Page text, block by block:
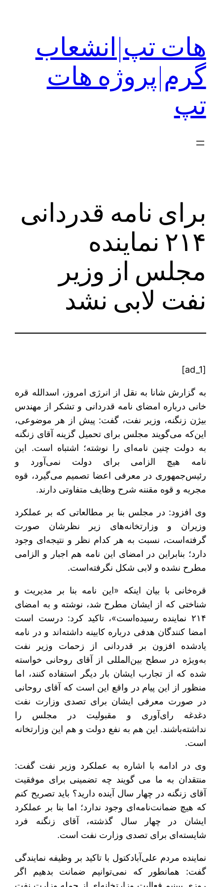
هات تپ|انشعاب
گرم|پروژه هات
تپ
برای نامه قدردانی
۲۱۴ نماینده
مجلس از وزیر
نفت لابی نشد
[ad_1]
به گزارش شانا به نقل از انرژی امروز، اسدالله قره‌
خانی درباره امضای نامه قدردانی و تشکر از مهندس
بیژن زنگنه، وزیر نفت، گفت: پیش از هر موضوعی،
این‌که می‌گویند مجلس برای تحمیل گزینه آقای زنگنه
به دولت چنین نامه‌ای را نوشته؛ اشتباه است. این
نامه هیچ الزامی برای دولت نمی‌آورد و
رئیس‌جمهوری در معرفی اعضا تصمیم می‌گیرد، قوه
مجریه و قوه مقننه شرح وظایف متفاوتی دارند.
وی افزود: در مجلس بنا بر مطالعاتی که بر عملکرد
وزیران و وزارتخانه‌های زیر نظرشان صورت
گرفته‌است، نسبت به هر کدام نظر و نتیجه‌ای وجود
دارد؛ بنابراین در امضای این نامه هم اجبار و الزامی
مطرح نشده و لابی‌ شکل نگرفته‌است.
قره‌خانی با بیان اینکه «این نامه بنا بر مدیریت و
شناختی که از ایشان مطرح شد، نوشته و به امضای
۲۱۴ نماینده رسیده‌است»، تاکید کرد: درست است
امضا کنندگان هدفی درباره کابینه داشته‌اند و در نامه
یادشده افزون بر قدردانی از زحمات وزیر نفت
به‌ویژه در سطح بین‌المللی از آقای روحانی خواسته
شده که از تجارب ایشان بار دیگر استفاده کنند، اما
منظور از این پیام در واقع این است که آقای روحانی
در صورت معرفی ایشان برای تصدی وزارت نفت
دغدغه رای‌آوری و مقبولیت در مجلس را
نداشته‌باشند. این هم به نفع دولت و هم این وزارتخانه
است.
وی در ادامه با اشاره به عملکرد وزیر نفت گفت:
منتقدان به ما می گویند چه تضمینی برای موفقیت
آقای زنگنه در چهار سال آینده دارید؟ باید تصریح کنم
که هیچ ضمانت‌نامه‌ای وجود ندارد؛ اما بنا بر عملکرد
ایشان در چهار سال گذشته، آقای زنگنه فرد
شایسته‌ای برای تصدی وزارت نفت است.
نماینده مردم علی‌آبادکتول با تاکید بر وظیفه نمایندگی
گفت: همانطور که نمی‌توانیم ضمانت بدهیم اگر